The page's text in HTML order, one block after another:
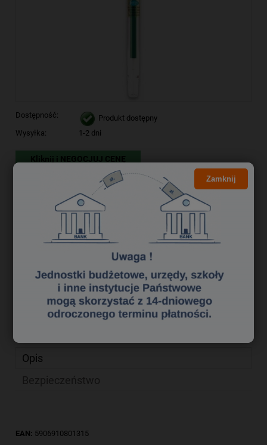
Dostępność:
Produkt dostępny
Wysyłka:
1-2 dni
Kliknij i NEGOCJUJ CENĘ
3,57 zł
do koszyka
Producent: Dong-a
Kod produktu:
pi 2130094
zapytaj o produkt
poleć znajomemu
Opis
EAN: 5906910801315
Zamknij